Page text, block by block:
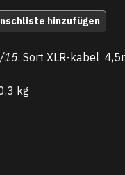
hinzufügen
15. Sort XLR-kabel 4,
kg